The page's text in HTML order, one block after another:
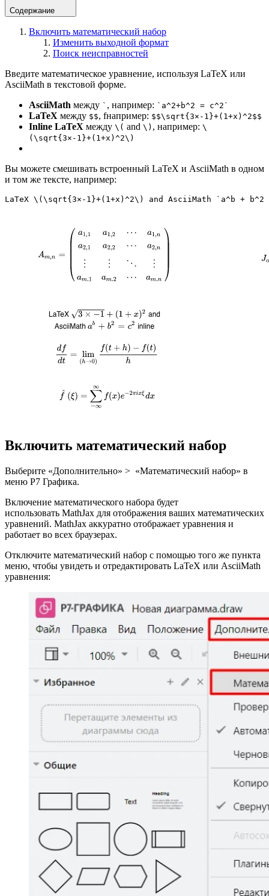
Содержание
Включить математический набор
Изменить выходной формат
Поиск неисправностей
Введите математическое уравнение, используя LaTeX или
AsciiMath в текстовой форме.
AsciiMath между ` , например: `a^2+b^2 = c^2`
LaTeX между $$, fнапример: $$\sqrt{3×-1}+(1+x)^2$$
Inline LaTeX между \( and \) , например: \
(\sqrt{3×-1}+(1+x)^2\)
Вы можете смешивать встроенный LaTeX и AsciiMath в одном
и том же тексте, например:
LaTeX \(\sqrt{3×-1}+(1+x)^2\) and AsciiMath `a^b + b^2
Включить математический набор
Выберите «Дополнительно» > «Математический набор» в
меню Р7 Графика.
Включение математического набора будет
использовать MathJax для отображения ваших математических
уравнений. MathJax аккуратно отображает уравнения и
работает во всех браузерах.
Отключите математический набор с помощью того же пункта
меню, чтобы увидеть и отредактировать LaTeX или AsciiMath
уравнения: